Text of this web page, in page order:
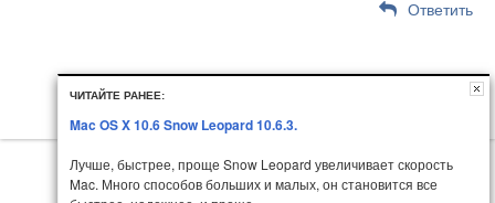
Ответить
ЧИТАЙТЕ РАНЕЕ:
Mac OS X 10.6 Snow Leopard 10.6.3.
Лучше, быстрее, проще Snow Leopard увеличивает скорость
Mac. Много способов больших и малых, он становится все